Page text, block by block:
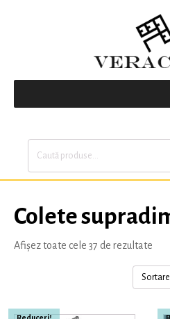
Caută
Colete
Afișez toate cele 37 de rezultate